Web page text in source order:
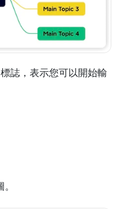
誌，表示您可以開始輸